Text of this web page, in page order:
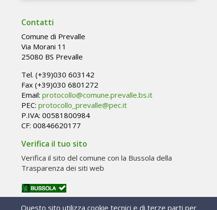
Contatti
Comune di Prevalle
Via Morani 11
25080 BS Prevalle
Tel. (+39)030 603142
Fax (+39)030 6801272
Email: protocollo@comune.prevalle.bs.it
PEC: protocollo_prevalle@pec.it
P.IVA: 00581800984
CF: 00846620177
Verifica il tuo sito
Verifica il sito del comune con la Bussola della
Trasparenza dei siti web
Visite:246663
Questo sito utilizza cookie tecnici e di terze parti per